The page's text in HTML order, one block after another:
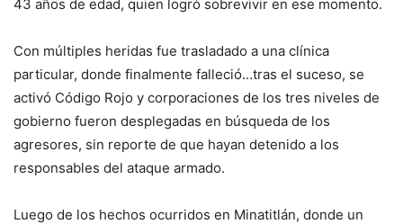
43 años de edad, quien logró sobrevivir en ese momento.
Con múltiples heridas fue trasladado a una clínica
particular, donde finalmente falleció…tras el suceso, se
activó Código Rojo y corporaciones de los tres niveles de
gobierno fueron desplegadas en búsqueda de los
agresores, sin reporte de que hayan detenido a los
responsables del ataque armado.
Luego de los hechos ocurridos en Minatitlán, donde un